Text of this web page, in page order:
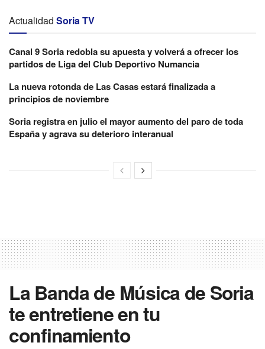
Actualidad Soria TV
Canal 9 Soria redobla su apuesta y volverá a ofrecer los
partidos de Liga del Club Deportivo Numancia
La nueva rotonda de Las Casas estará finalizada a
principios de noviembre
Soria registra en julio el mayor aumento del paro de toda
España y agrava su deterioro interanual
La Banda de Música de Soria
te entretiene en tu
confinamiento